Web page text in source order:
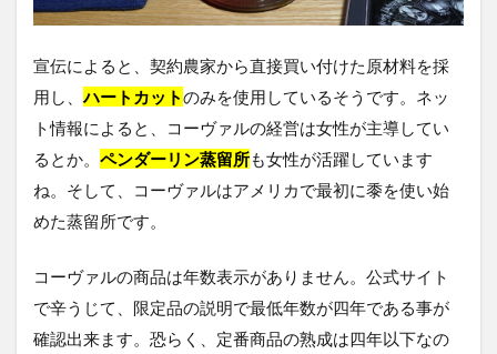
宣伝によると、契約農家から直接買い付けた原材料を採
用し、ハートカットのみを使用しているそうです。ネッ
ト情報によると、コーヴァルの経営は女性が主導してい
るとか。 ペンダーリン蒸留所も女性が活躍しています
ね。そして、コーヴァルはアメリカで最初に黍を使い始
めた蒸留所です。
コーヴァルの商品は年数表示がありません。公式サイト
で辛うじて、限定品の説明で最低年数が四年である事が
確認出来ます。恐らく、定番商品の熟成は四年以下なの